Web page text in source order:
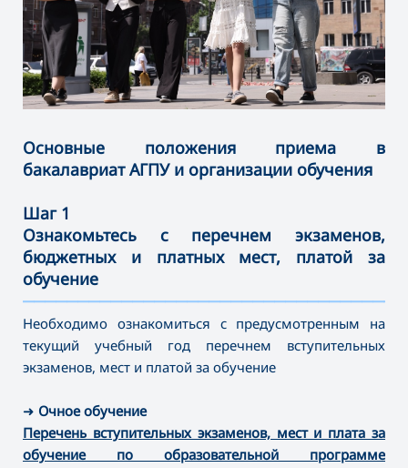
Основные положения приема в
бакалавриат АГПУ и организации обучения
Шаг 1
Ознакомьтесь с перечнем экзаменов,
бюджетных и платных мест, платой за
обучение
Необходимо ознакомиться с предусмотренным на
текущий учебный год перечнем вступительных
экзаменов, мест и платой за обучение
➜ Очное обучение
Перечень вступительных экзаменов, мест и плата за
обучение по образовательной программе